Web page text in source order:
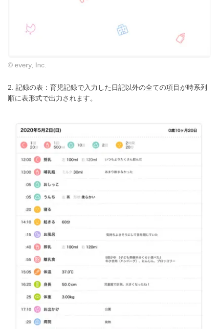
© every, Inc.
2. 記録の表：育児記録で入力した日記以外の全ての項目が時系列
順に表形式で出力されます。